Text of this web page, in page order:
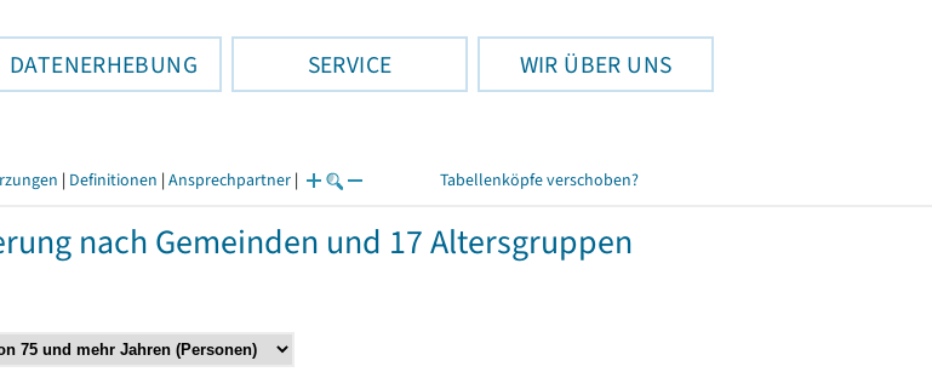
DATENERHEBUNG SERVICE WIR ÜBER UNS
| Definitionen | Ansprechpartner | Tabellenköpfe verschoben?
nach Gemeinden und 17 Altersgruppen